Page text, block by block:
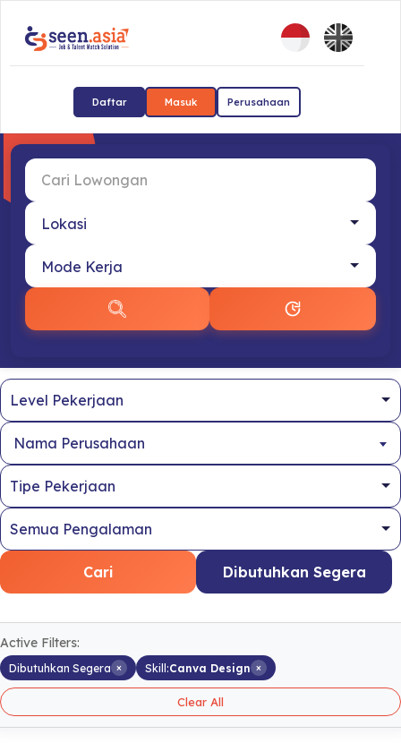
Daftar Masuk Perusahaan
Nama Perusahaan
Cari Dibutuhkan Segera
Active Filters:
Dibutuhkan Segera × Skill:Canva Design ×
Clear All